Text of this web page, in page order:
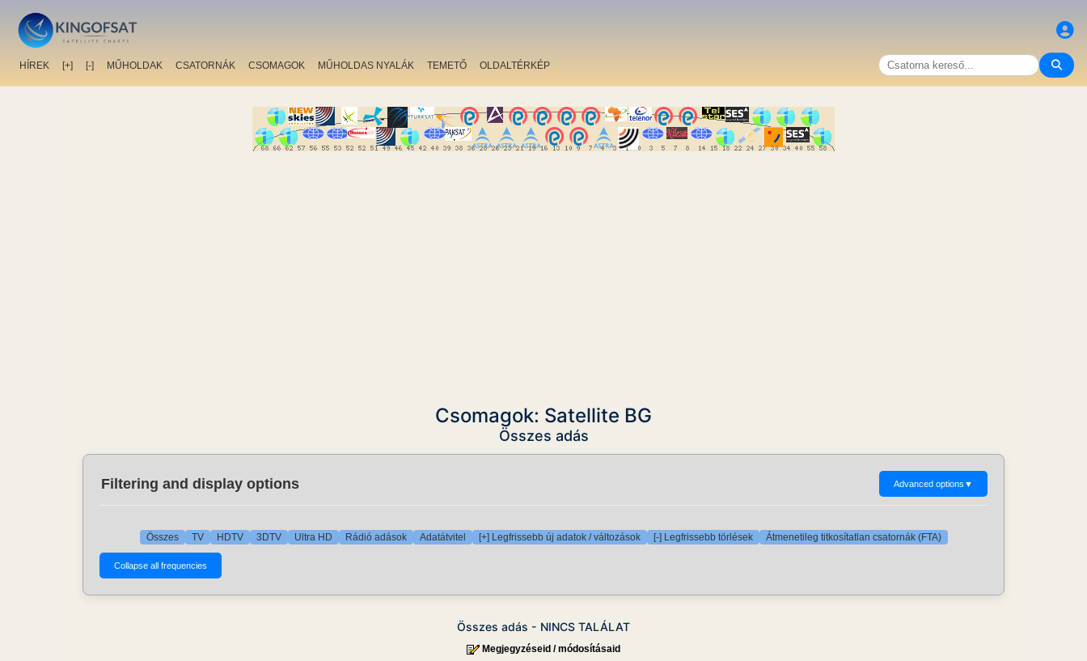
HÍREK [+] [-] MŰHOLDAK CSATORNÁK CSOMAGOK MŰHOLDAS NYALÁK TEMETŐ OLDALTÉRKÉP
Csomagok: Satellite BG
Összes adás
Filtering and display options Advanced options ▼
Összes TV HDTV 3DTV Ultra HD Rádió adások Adatátvitel [+] Legfrissebb új adatok / változások [-] Legfrissebb törlések Átmenetileg titkosítatlan csatornák (FTA)
Összes adás - NINCS TALÁLAT
Megjegyzéseid / módosításaid